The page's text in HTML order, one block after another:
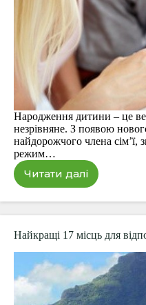
Народження дитини – це
незрівняне. З появою
найдорожчого члена сім’ї,
режим…
Читати далі
Впоратися
маленькою
дитиною
без
допомоги
дідусів
–
легко
Найкращі 17 місць для